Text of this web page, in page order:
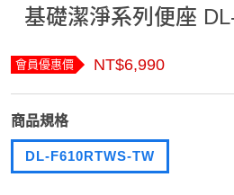
基礎潔淨系列便座
會員優惠價 NT$6,990
商品規格
DL-F610RTWS-TW